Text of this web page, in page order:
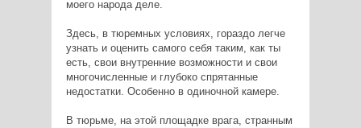
моего народа деле.
Здесь, в тюремных условиях, гораздо легче
узнать и оценить самого себя таким, как ты
есть, свои внутренние возможности и свои
многочисленные и глубоко спрятанные
недостатки. Особенно в одиночной камере.
В тюрьме, на этой площадке врага, странным